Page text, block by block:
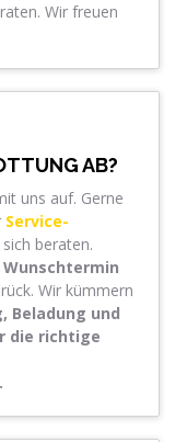
Wir freuen
AB?
uns auf. Gerne
Service-
beraten.
Wunschtermin
Wir kümmern
Beladung und
die richtige